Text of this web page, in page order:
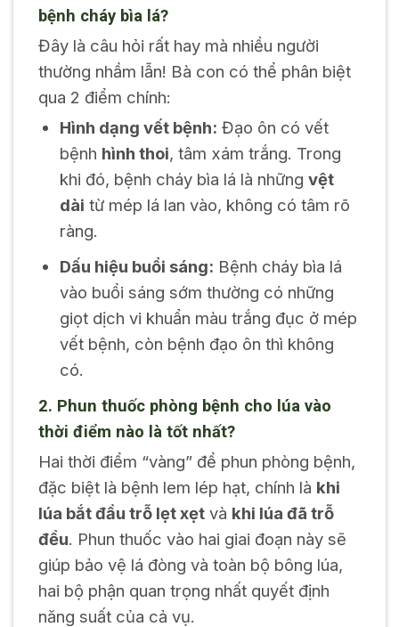
bệnh cháy bìa lá?
Đây là câu hỏi rất hay mà nhiều người
thường nhầm lẫn! Bà con có thể phân biệt
qua 2 điểm chính:
Hình dạng vết bệnh: Đạo ôn có vết
bệnh hình thoi, tâm xám trắng. Trong
khi đó, bệnh cháy bìa lá là những vệt
dài từ mép lá lan vào, không có tâm rõ
ràng.
Dấu hiệu buổi sáng: Bệnh cháy bìa lá
vào buổi sáng sớm thường có những
giọt dịch vi khuẩn màu trắng đục ở mép
vết bệnh, còn bệnh đạo ôn thì không
có.
2. Phun thuốc phòng bệnh cho lúa vào
thời điểm nào là tốt nhất?
Hai thời điểm “vàng” để phun phòng bệnh,
đặc biệt là bệnh lem lép hạt, chính là khi
lúa bắt đầu trỗ lẹt xẹtvà khi lúa đã trỗ
đều. Phun thuốc vào hai giai đoạn này sẽ
giúp bảo vệ lá đòng và toàn bộ bông lúa,
hai bộ phận quan trọng nhất quyết định
năng suất của cả vụ.